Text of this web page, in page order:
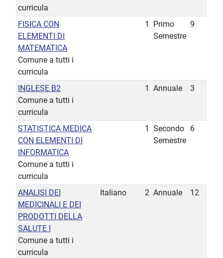
curricula
FISICA CON
ELEMENTI DI
MATEMATICA
Comune a tutti i
curricula
1
Primo
Semestre
9
INGLESE B2
Comune a tutti i
curricula
1 Annuale 3
STATISTICA MEDICA
CON ELEMENTI DI
INFORMATICA
Comune a tutti i
curricula
1
Secondo
Semestre
6
ANALISI DEI
MEDICINALI E DEI
PRODOTTI DELLA
SALUTE I
Comune a tutti i
curricula
Italiano 2 Annuale 12